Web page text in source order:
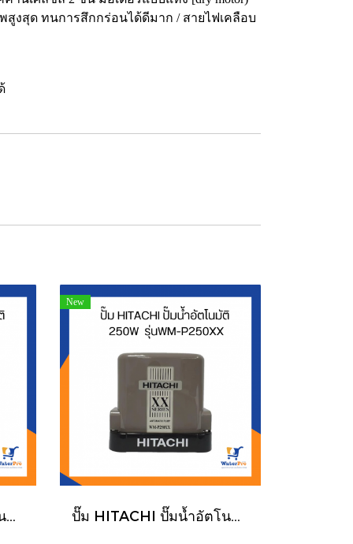
สูงสุด ทนการสึกกร่อนได้ดีมาก / สายไฟเคลือบ
ปั๊ม HITACHI ปั๊มน้ำอัตโนมัติ 350W รุ่นWM-P350XX
New
ปั๊ม HITACHI ปั๊มน้ำอัตโนมัติ 250W รุ่นWM-P250XX